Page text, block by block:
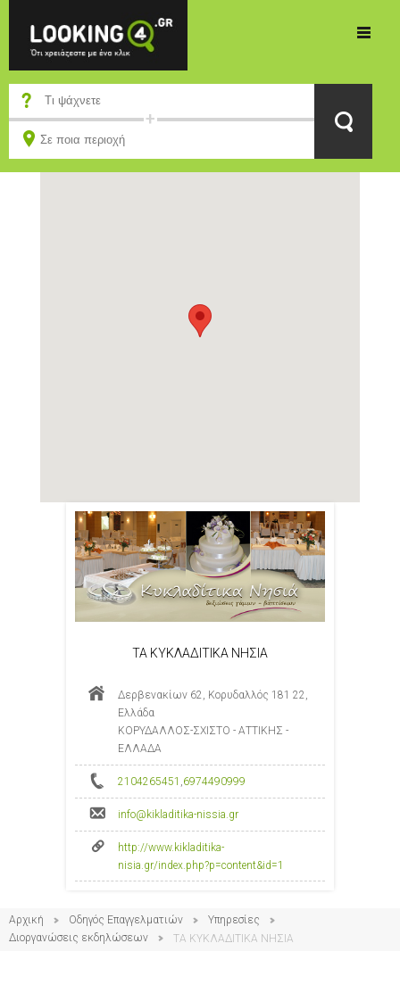
ΤΑ ΚΥΚΛΑΔΙΤΙΚΑ ΝΗΣΙΑ
Δερβενακίων 62, Κορυδαλλός 181 22,
Ελλάδα
ΚΟΡΥΔΑΛΛΟΣ-ΣΧΙΣΤΟ - ΑΤΤΙΚΗΣ -
ΕΛΛΑΔΑ
2104265451 ,6974490999
info@kikladitika-nissia.gr
http://www.kikladitika-
nisia.gr/index.php?p=content&id=1
Αρχική Οδηγός Επαγγελματιών
Υπηρεσίες
Διοργανώσεις εκδηλώσεων
ΤΑ ΚΥΚΛΑΔΙΤΙΚΑ ΝΗΣΙΑ